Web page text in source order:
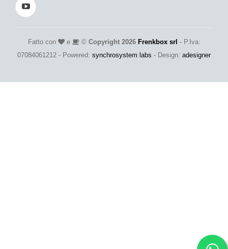
Fatto con e © Copyright 2026 Frenkbox srl - P.Iva:
07084061212 - Powered: synchrosystem labs - Design: adesigner